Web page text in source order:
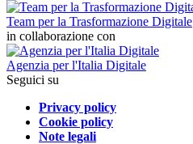
Team per la Trasformazione Digitale
in collaborazione con
Agenzia per l'Italia Digitale
Seguici su
Privacy policy
Cookie policy
Note legali